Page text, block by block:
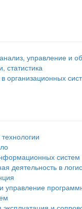
управление и
статистика
организационных
систем
деятельность в
управление